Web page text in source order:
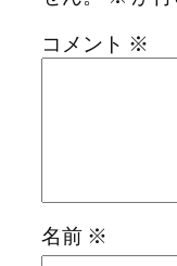
コメント ※
名前 ※